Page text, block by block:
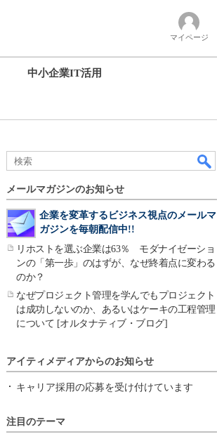
マイページ
中小企業IT活用
メールマガジンのお知らせ
企業を変革するビジネス視点のメールマ
ガジンを毎朝配信中!!
リホストを選ぶ企業は63％ モダナイゼーショ
ンの「第一歩」のはずが、なぜ終着点に変わる
のか？
なぜプロジェクト管理を学んでもプロジェクト
は成功しないのか、あるいはケーキの工程管理
について [オルタナティブ・ブログ]
アイティメディアからのお知らせ
キャリア採用の応募を受け付けています
注目のテーマ